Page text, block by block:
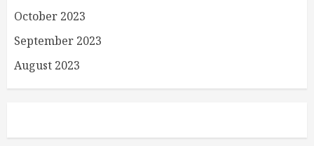
October 2023
September 2023
August 2023